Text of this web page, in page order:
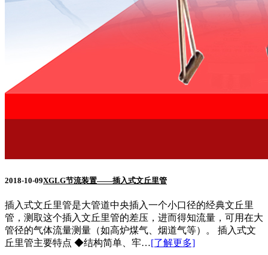
2018-10-09XGLG节流装置——插入式文丘里管
插入式文丘里管是大管道中央插入一个小口径的经典文丘里
管，测取这个插入文丘里管的差压，进而得知流量，可用在大
管径的气体流量测量（如高炉煤气、烟道气等）。 插入式文
丘里管主要特点 ◆结构简单、牢…[了解更多]